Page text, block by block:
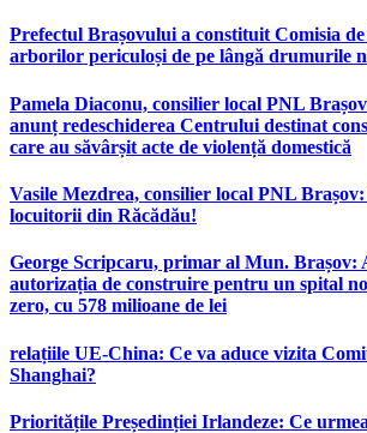
Prefectul Brașovului a constituit Comisia
arborilor periculoși de pe lângă drumurile
Pamela Diaconu, consilier local PNL
anunț redeschiderea Centrului destinat
care au săvârșit acte de violență domestică
Vasile Mezdrea, consilier local PNL
locuitorii din Răcădău!
George Scripcaru, primar al Mun. Brașov:
autorizația de construire pentru un spital
zero, cu 578 milioane de lei
relațiile UE-China: Ce va aduce vizita
Shanghai?
Prioritățile Președinției Irlandeze: Ce